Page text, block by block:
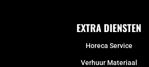
EXTRA DIENSTEN
Horeca Service
Verhuur Materiaal